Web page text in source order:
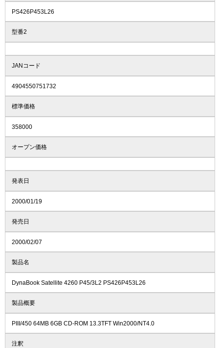
PS426P453L26
型番2
JANコード
4904550751732
標準価格
358000
オープン価格
発表日
2000/01/19
発売日
2000/02/07
製品名
DynaBook Satellite 4260 P45/3L2 PS426P453L26
製品概要
PIII/450 64MB 6GB CD-ROM 13.3TFT Win2000/NT4.0
注釈